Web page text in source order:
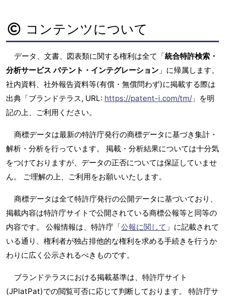
コンテンツについて
データ、文書、図表類に関する権利は全て「統合特許検索・
分析サービス パテント・インテグレーション 」に帰属します。
社内資料、社外報告資料等(有償・無償問わず)に掲載する際は
出典「ブランドテラス, URL: https://patent-i.com/tm/ 」を明
記の上、ご利用ください。
商標データは最新の特許庁発行の商標データに基づき集計・
解析・分析を行っています。 掲載・分析結果については十分気
をつけておりますが、データの正否については保証していませ
ん。 ご理解の上、ご利用をお願いいたします。
商標データは全て特許庁発行の公開データに基づいており、
掲載内容は特許庁サイトで公開されている商標公報等と同等の
内容です。 公報情報は、特許庁「公報に関して 」に記載されて
いる通り、権利者が独占排他的な権利を求める手続きを行うか
わりに広く公示されるべきものです。
ブランドテラスにおける掲載基準は、特許庁サイト
(JPlatPat)での閲覧可否に応じて判断しております。 特許庁サ